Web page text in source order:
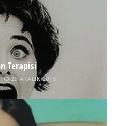
Terapisi
25 ARALIK 2015